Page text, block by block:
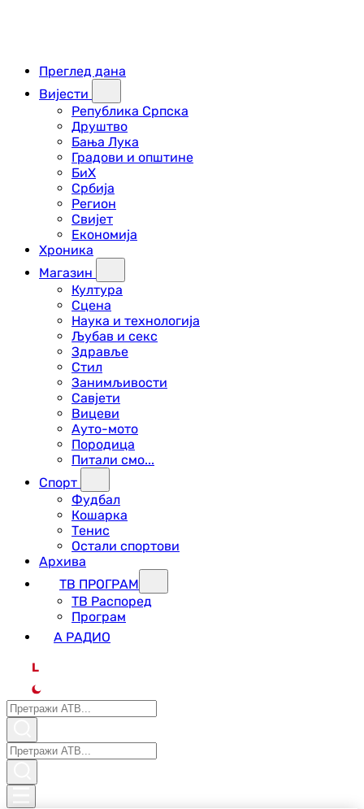
Преглед дана
Вијести
Република Српска
Друштво
Бања Лука
Градови и општине
БиХ
Србија
Регион
Свијет
Економија
Хроника
Магазин
Култура
Сцена
Наука и технологија
Љубав и секс
Здравље
Стил
Занимљивости
Савјети
Вицеви
Ауто-мото
Породица
Питали смо...
Спорт
Фудбал
Кошарка
Тенис
Остали спортови
Архива
ТВ ПРОГРАМ
ТВ Распоред
Програм
А РАДИО
L